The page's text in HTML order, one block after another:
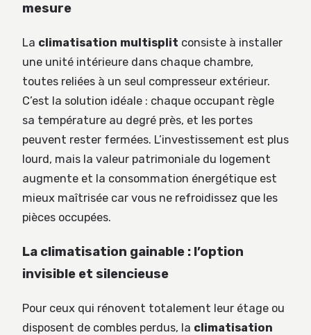
mesure
La climatisation multisplit consiste à installer
une unité intérieure dans chaque chambre,
toutes reliées à un seul compresseur extérieur.
C’est la solution idéale : chaque occupant règle
sa température au degré près, et les portes
peuvent rester fermées. L’investissement est plus
lourd, mais la valeur patrimoniale du logement
augmente et la consommation énergétique est
mieux maîtrisée car vous ne refroidissez que les
pièces occupées.
La climatisation gainable : l’option
invisible et silencieuse
Pour ceux qui rénovent totalement leur étage ou
disposent de combles perdus, la climatisation